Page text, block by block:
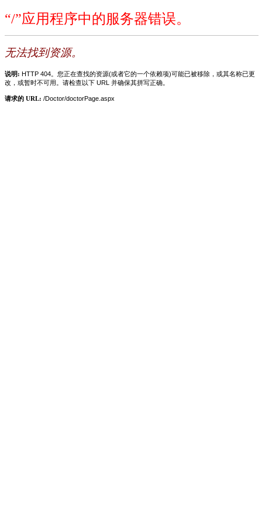
“/”应用程序中的服务器错误。
无法找到资源。
说明: HTTP 404。您正在查找的资源(或者它的一个依赖项)可能已被移除，或其名称已更
改，或暂时不可用。请检查以下 URL 并确保其拼写正确。
请求的 URL: /Doctor/doctorPage.aspx